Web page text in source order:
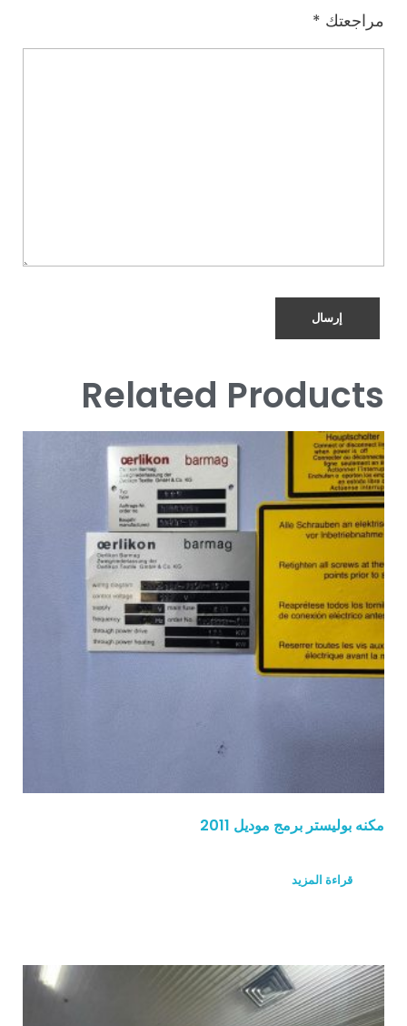
مراجعتك *
Related Products
مكنه بوليستر برمج موديل 2011
قراءة المزيد